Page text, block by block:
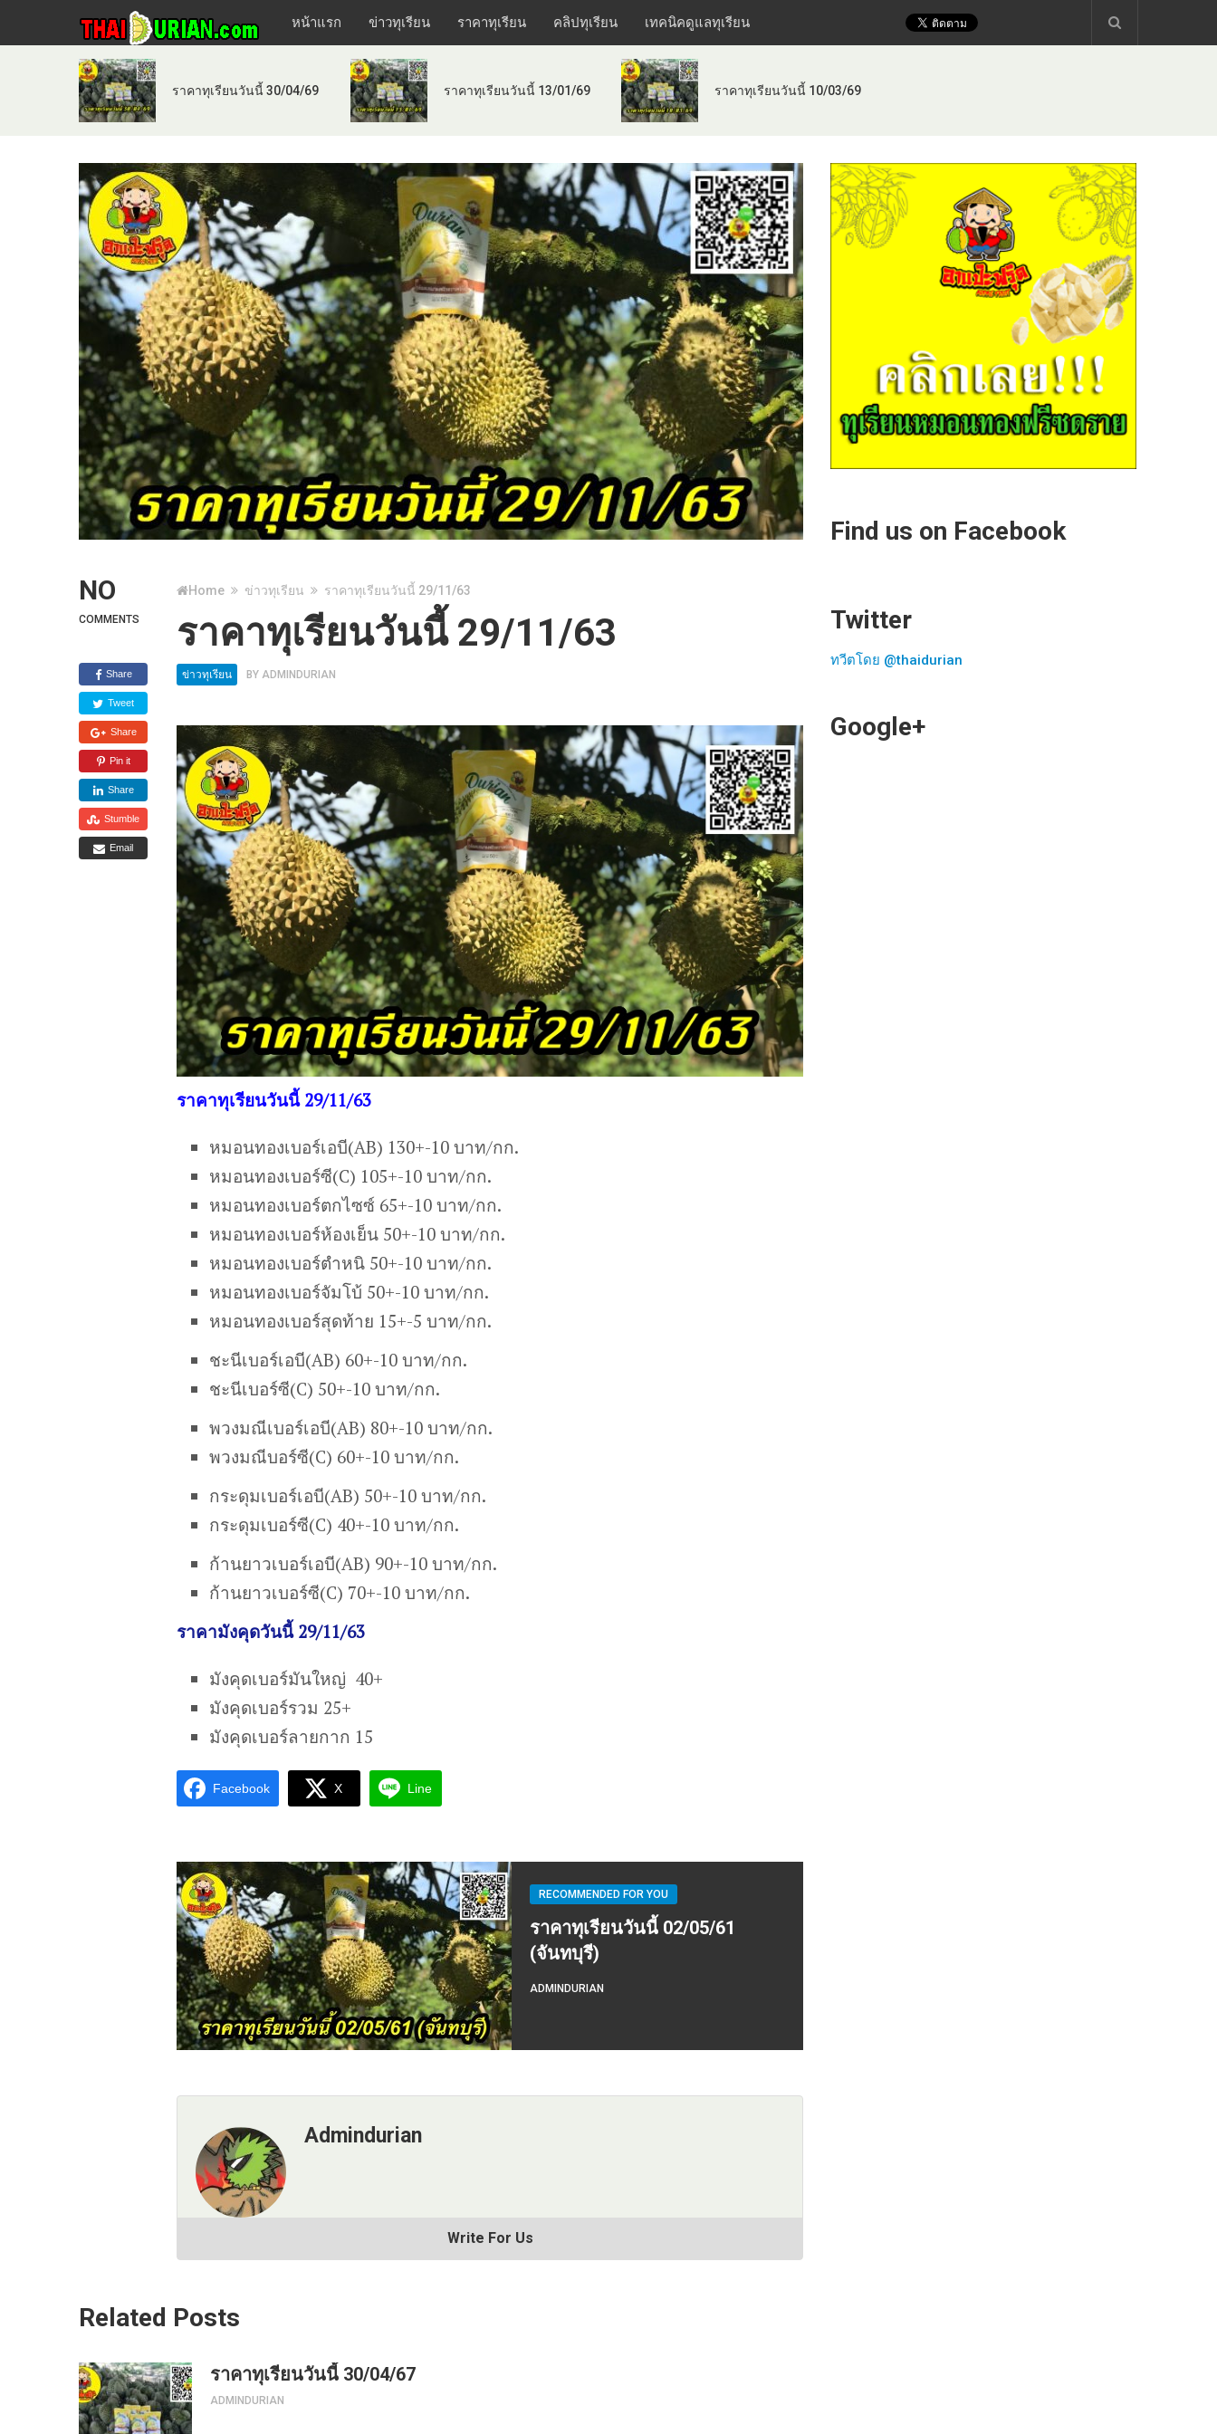
หน้าแรก ข่าวทุเรียน ราคาทุเรียน คลิปทุเรียน เทคนิคดูแลทุเรียน
ราคาทุเรียนวันนี้ 30/04/69 ราคาทุเรียนวันนี้ 13/01/69 ราคาทุเรียนวันนี้ 10/03/69
NO
COMMENTS
Share
Tweet
Share
Pin it
Share
Stumble
Email
Home ข่าวทุเรียน ราคาทุเรียนวันนี้ 29/11/63
ราคาทุเรียนวันนี้ 29/11/63
ข่าวทุเรียน BY ADMINDURIAN
ราคาทุเรียนวันนี้ 29/11/63
หมอนทองเบอร์เอบี(AB) 130+-10 บาท/กก.
หมอนทองเบอร์ซี(C) 105+-10 บาท/กก.
หมอนทองเบอร์ตกไซซ์ 65+-10 บาท/กก.
หมอนทองเบอร์ห้องเย็น 50+-10 บาท/กก.
หมอนทองเบอร์ตำหนิ 50+-10 บาท/กก.
หมอนทองเบอร์จัมโบ้ 50+-10 บาท/กก.
หมอนทองเบอร์สุดท้าย 15+-5 บาท/กก.
ชะนีเบอร์เอบี(AB) 60+-10 บาท/กก.
ชะนีเบอร์ซี(C) 50+-10 บาท/กก.
พวงมณีเบอร์เอบี(AB) 80+-10 บาท/กก.
พวงมณีบอร์ซี(C) 60+-10 บาท/กก.
กระดุมเบอร์เอบี(AB) 50+-10 บาท/กก.
กระดุมเบอร์ซี(C) 40+-10 บาท/กก.
ก้านยาวเบอร์เอบี(AB) 90+-10 บาท/กก.
ก้านยาวเบอร์ซี(C) 70+-10 บาท/กก.
ราคามังคุดวันนี้ 29/11/63
มังคุดเบอร์มันใหญ่ 40+
มังคุดเบอร์รวม 25+
มังคุดเบอร์ลายกาก 15
Facebook X Line
RECOMMENDED FOR YOU
ราคาทุเรียนวันนี้ 02/05/61
(จันทบุรี)
ADMINDURIAN
Admindurian
Write For Us
Related Posts
ราคาทุเรียนวันนี้ 30/04/67
ADMINDURIAN
Find us on Facebook
Twitter
ทวีตโดย @thaidurian
Google+